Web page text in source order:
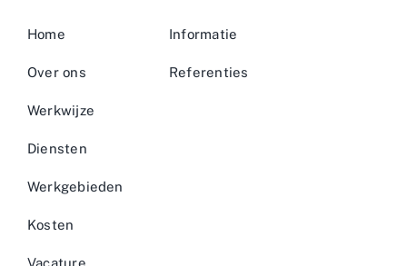
Home
Over ons
Werkwijze
Diensten
Werkgebieden
Kosten
Vacature
Informatie
Referenties